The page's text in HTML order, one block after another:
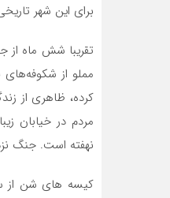
برای این شهر
تقریبا شش ماه
مملو از شکوفه‌های
مردم در خیابان
نهفته است. جنگ نزدیک
کیسه های شن از